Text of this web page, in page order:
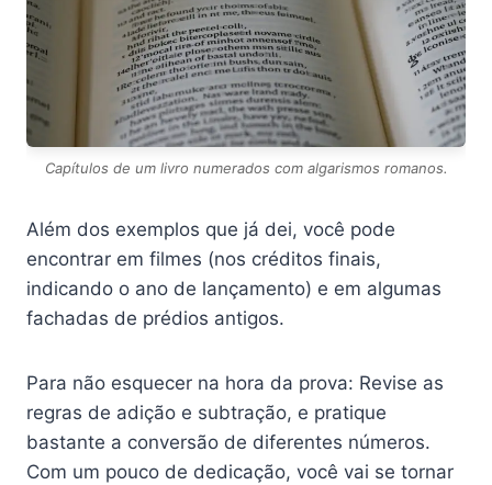
Capítulos de um livro numerados com algarismos romanos.
Além dos exemplos que já dei, você pode
encontrar em filmes (nos créditos finais,
indicando o ano de lançamento) e em algumas
fachadas de prédios antigos.
Para não esquecer na hora da prova: Revise as
regras de adição e subtração, e pratique
bastante a conversão de diferentes números.
Com um pouco de dedicação, você vai se tornar